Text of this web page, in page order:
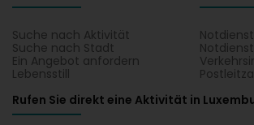
Suche nach Aktivität
Suche nach Stadt
Ein Angebot anfordern
Lebensstill
Rufen Sie direkt eine Aktivität in